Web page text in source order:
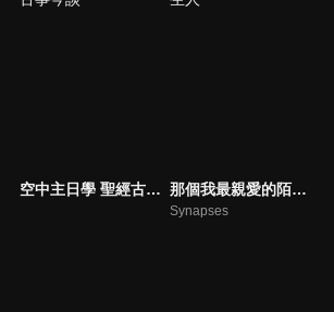
空中主日學 聖經古事今談 那個我最親愛的陌生人
Synapses